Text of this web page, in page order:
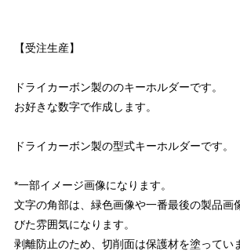
【受注生産】
ドライカーボン製ののキーホルダーです。
お好きな数字で作成します。
ドライカーボン製の型式キーホルダーです。
*一部イメージ画像になります。
文字の角部は、緑色画像や一番最後の製品画
びた雰囲気になります。
剥離防止のため、切削面は保護材を塗ってい